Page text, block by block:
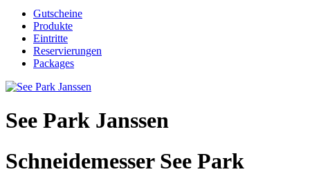
Gutscheine
Produkte
Eintritte
Reservierungen
Packages
See Park Janssen
Schneidemesser See Park